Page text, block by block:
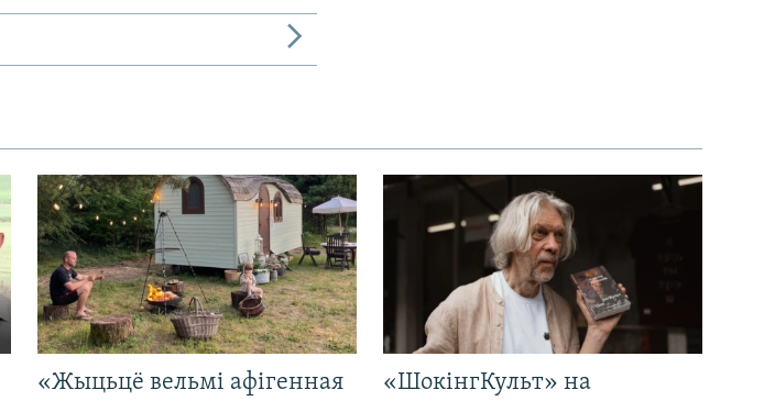
«Жыцьцё вельмі афігенная
«ШокінгКульт» на